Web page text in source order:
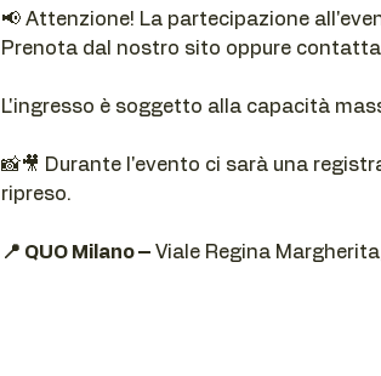
📢 Attenzione! La partecipazione
Prenota dal nostro sito oppure
L'ingresso è soggetto alla capacità
📸🎥 Durante l'evento ci sarà una
ripreso.
📍 QUO Milano – Viale Regina